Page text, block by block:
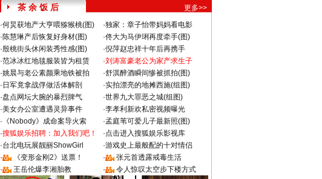
茶 余 饭 后
更多>>
·何炅获地产大亨喂猕猴桃(图) ·独家：章子怡带妈妈看电影
·陈慧琳产后恢复好身材(图) ·佟大为马伊琍再度牵手(图)
·殷桃街头休闲装秀性感(图) ·倪萍赵忠祥十年后再携手
·范冰冰红地毯服装皆为租赁 ·刘涛富豪老公为家产求生子
·姚晨与老公素颜乘地铁被拍 ·舒淇醉酒瞬间惨被抓拍(图)
· 日军竟拿战俘做活体解剖 ·实拍漂亮的地摊西施(组图)
·盘点网坛大腕的暴烈脾气 ·世界九大罪恶之城(组图)
·美女办公室遭遇灵异事件 ·李孝利新欢私密视频曝光
· 《Nobody》成命案导火索 ·孟庭苇可爱儿子最新照(图)
·搜狐娱乐招聘：加入我们吧！ ·点击进入搜狐娱乐影视库
·台北电玩展靓丽ShowGirl ·游戏史上最般配的十对情侣
·
《变形金刚2》送票！ ·
张元首透露戒毒生活
·
王岳伦爆李湘胎教 · 令人惊叹太空步下楼方式